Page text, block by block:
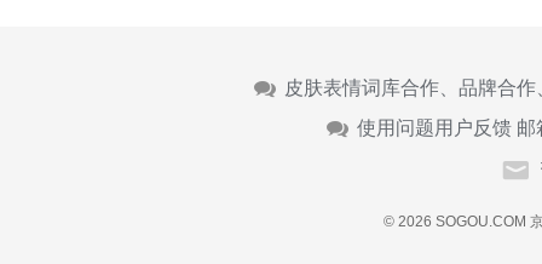
皮肤表情词库合作、品牌合
使用问题用户反馈 邮
© 2026 SOGOU.COM